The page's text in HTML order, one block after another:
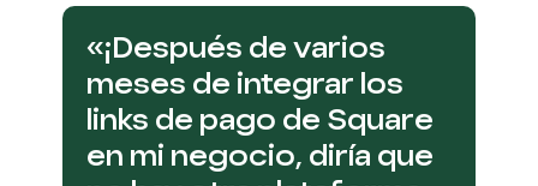
«¡Después de varios
meses de integrar los
links de pago de Square
en mi negocio, diría que